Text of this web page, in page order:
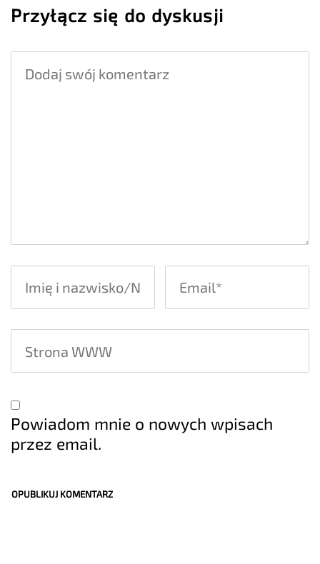
Przyłącz się do dyskusji
Powiadom mnie o nowych wpisach
przez email.